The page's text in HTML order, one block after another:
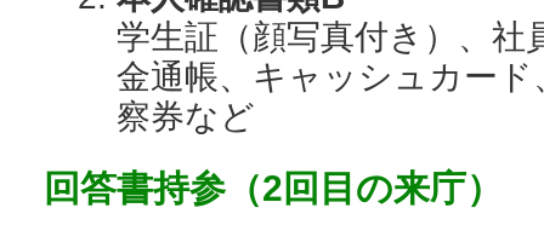
学生証（顔写真付き）、社
金通帳、キャッシュカー
察券など
回答書持参（2回目の来庁）